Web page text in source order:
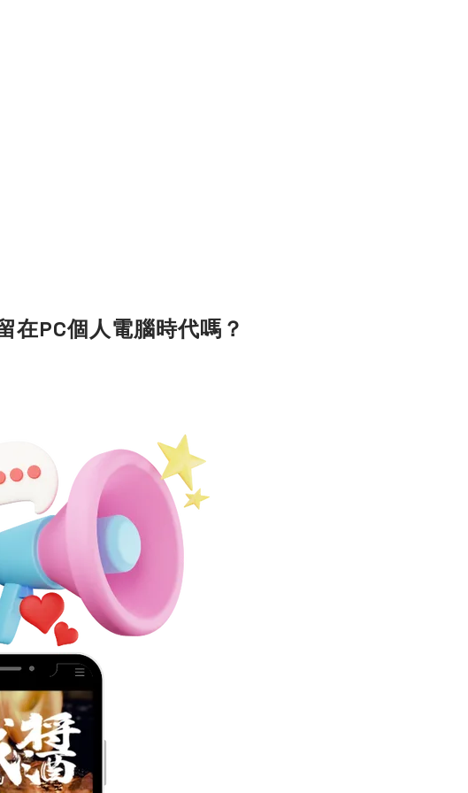
在PC個人電腦時代嗎？